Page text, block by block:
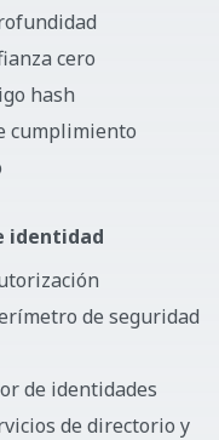
cero
hash
cumplimiento
identidad
de seguridad
de identidades
de directorio y